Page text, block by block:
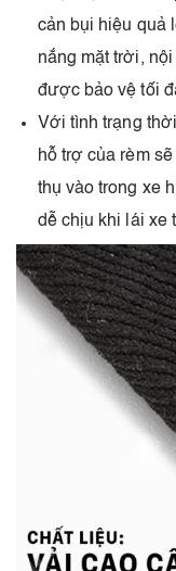
cản bụi hiệu quả
nắng mặt trời,
được bảo vệ tối
Với tình trạng
hỗ trợ của rèm
thụ vào trong xe
dễ chịu khi lái xe